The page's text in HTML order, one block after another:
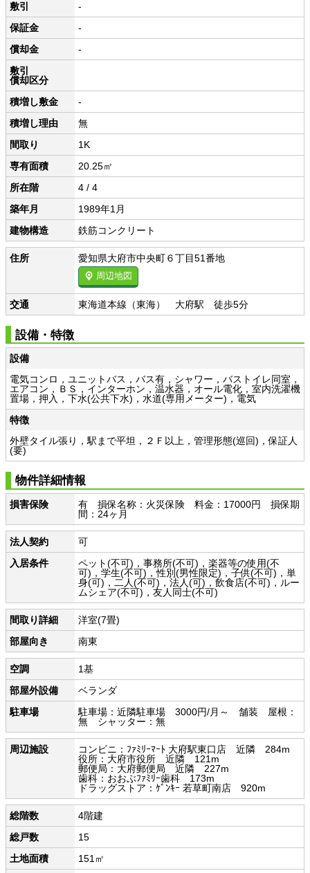
敷引
-
保証金
-
償却金
-
敷引
償却区分
積増し敷金
-
積増し理由
無
間取り
1K
専有面積
20.25㎡
所在階
4 / 4
築年月
1989年1月
建物構造
鉄筋コンクリート
住所 愛知県大府市中央町６丁目51番地
周辺地図
交通 東海道本線（東海） 大府駅 徒歩5分
設備・特徴
設備
電気コンロ，ユニットバス，バス有，シャワー，バストイレ同室，
エアコン，ＢＳ，インターホン，温水器，オール電化，室内洗濯機
置場，押入，下水(公共下水)，水道(専用メーター)，電気
特徴
外壁タイル張り，駅まで平坦，２Ｆ以上，管理形態(巡回)，保証人
(要)
物件詳細情報
損害保険
有 損保名称：火災保険 料金：17000円 損保期
間：24ヶ月
法人契約
可
入居条件
ペット(不可)，事務所(不可)，楽器等の使用(不
可)，学生(不可)，性別(男性限定)，子供(不可)，単
身(可)，二人(不可)，法人(可)，飲食店(不可)，ルー
ムシェア(不可)，友人同士(不可)
間取り詳細
洋室(7畳)
部屋向き
南東
空調
1基
部屋外設備
ベランダ
駐車場
駐車場：近隣駐車場 3000円/月～ 舗装 屋根：
無 シャッター：無
周辺施設
コンビニ：ﾌｧﾐﾘｰﾏｰﾄ 大府駅東口店 近隣 284m
役所：大府市役所 近隣 121m
郵便局：大府郵便局 近隣 227m
歯科：おおぶﾌｧﾐﾘｰ歯科 173m
ドラッグストア：ｹﾞﾝｷｰ 若草町南店 920m
総階数
4階建
総戸数
15
土地面積
151㎡